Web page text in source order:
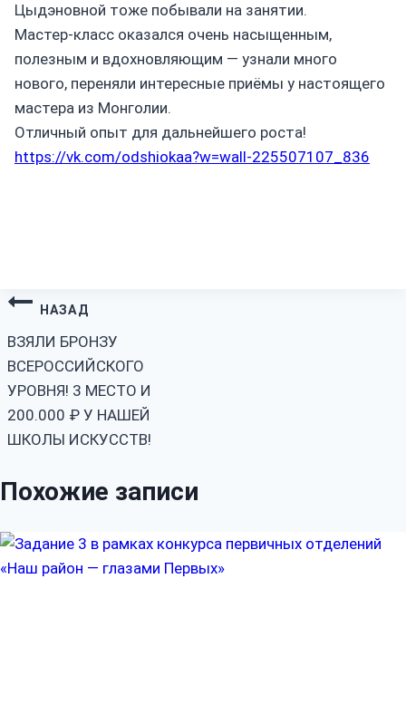
Цыдэновной тоже побывали на занятии.
Мастер-класс оказался очень насыщенным,
полезным и вдохновляющим — узнали много
нового, переняли интересные приёмы у настоящего
мастера из Монголии.
Отличный опыт для дальнейшего роста!
https://vk.com/odshiokaa?w=wall-225507107_836
Навигация
по
записям
НАЗАД
ВЗЯЛИ БРОНЗУ
ВСЕРОССИЙСКОГО
УРОВНЯ! 3 МЕСТО И
200.000 ₽ У НАШЕЙ
ШКОЛЫ ИСКУССТВ!
Похожие записи